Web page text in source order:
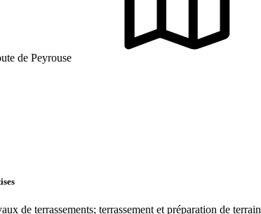
de Peyrouse
de terrassements; terrassement et préparation de terrain